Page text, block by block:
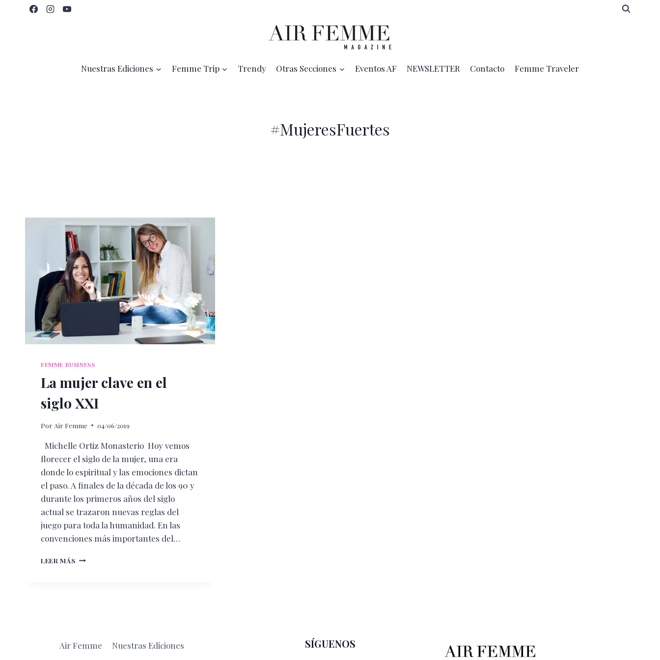
Nuestras Ediciones Femme Trip Trendy Otras Secciones Eventos AF NEWSLETTER Contacto Femme Traveler
#MujeresFuertes
FEMME BUSINESS
La mujer clave en el
siglo XXI
Por Air Femme 04/06/2019
Michelle Ortiz Monasterio Hoy vemos
florecer el siglo de la mujer, una era
donde lo espiritual y las emociones dictan
el paso. A finales de la década de los 90 y
durante los primeros años del siglo
actual se trazaron nuevas reglas del
juego para toda la humanidad. En las
convenciones más importantes del…
LEER MÁS LA
Air Femme
Nuestras Ediciones
SÍGUENOS